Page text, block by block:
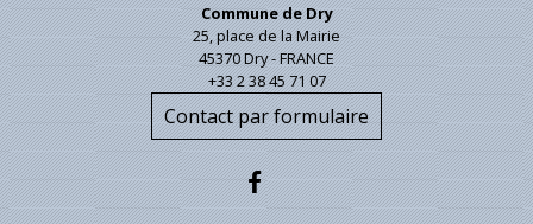
Commune de Dry
25, place de la Mairie
45370 Dry - FRANCE
+33 2 38 45 71 07
Contact par formulaire